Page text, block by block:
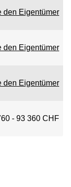
den Eigentümer
den Eigentümer
den Eigentümer
- 93 360 CHF